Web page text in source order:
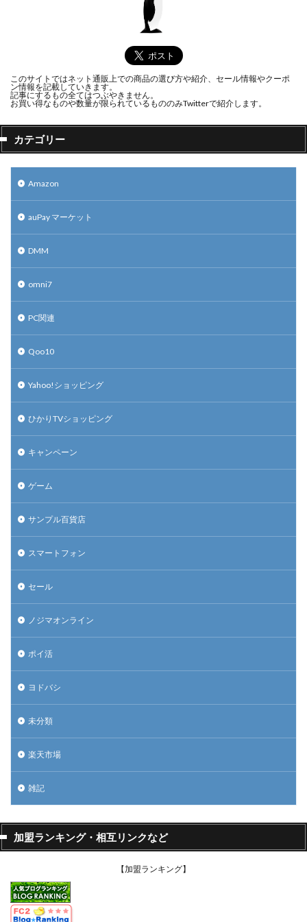
このサイトではネット通販上での商品の選び方や紹介、セール情報やクーポ
ン情報を記載していきます。
記事にするもの全てはつぶやきません。
お買い得なものや数量が限られているもののみTwitterで紹介します。
カテゴリー
Amazon
auPay マーケット
DMM
omni7
PC関連
Qoo10
Yahoo!ショッピング
ひかりTVショッピング
キャンペーン
ゲーム
サンプル百貨店
スマートフォン
セール
ノジマオンライン
ポイ活
ヨドバシ
未分類
楽天市場
雑記
加盟ランキング・相互リンクなど
【加盟ランキング】